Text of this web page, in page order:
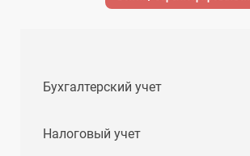
Бухгалтерский учет
Налоговый учет